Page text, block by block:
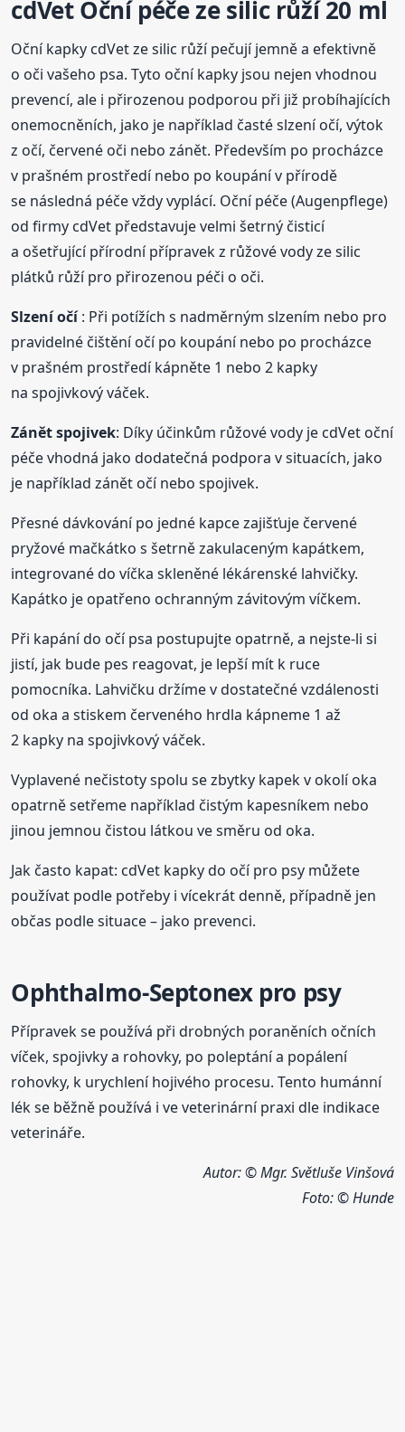
cdVet Oční péče ze silic růží 20 ml
Oční kapky cdVet ze silic růží pečují jemně a efektivně
o oči vašeho psa. Tyto oční kapky jsou nejen vhodnou
prevencí, ale i přirozenou podporou při již probíhajících
onemocněních, jako je například časté slzení očí, výtok
z očí, červené oči nebo zánět. Především po procházce
v prašném prostředí nebo po koupání v přírodě
se následná péče vždy vyplácí. Oční péče (Augenpflege)
od firmy cdVet představuje velmi šetrný čisticí
a ošetřující přírodní přípravek z růžové vody ze silic
plátků růží pro přirozenou péči o oči.
Slzení očí: Při potížích s nadměrným slzením nebo pro
pravidelné čištění očí po koupání nebo po procházce
v prašném prostředí kápněte 1 nebo 2 kapky
na spojivkový váček.
Zánět spojivek: Díky účinkům růžové vody je cdVet oční
péče vhodná jako dodatečná podpora v situacích, jako
je například zánět očí nebo spojivek.
Přesné dávkování po jedné kapce zajišťuje červené
pryžové mačkátko s šetrně zakulaceným kapátkem,
integrované do víčka skleněné lékárenské lahvičky.
Kapátko je opatřeno ochranným závitovým víčkem.
Při kapání do očí psa postupujte opatrně, a nejste-li si
jistí, jak bude pes reagovat, je lepší mít k ruce
pomocníka. Lahvičku držíme v dostatečné vzdálenosti
od oka a stiskem červeného hrdla kápneme 1 až
2 kapky na spojivkový váček.
Vyplavené nečistoty spolu se zbytky kapek v okolí oka
opatrně setřeme například čistým kapesníkem nebo
jinou jemnou čistou látkou ve směru od oka.
Jak často kapat: cdVet kapky do očí pro psy můžete
používat podle potřeby i vícekrát denně, případně jen
občas podle situace – jako prevenci.
Ophthalmo-Septonex pro psy
Přípravek se používá při drobných poraněních očních
víček, spojivky a rohovky, po poleptání a popálení
rohovky, k urychlení hojivého procesu. Tento humánní
lék se běžně používá i ve veterinární praxi dle indikace
veterináře.
Autor: © Mgr. Světluše Vinšová
Foto:© Hunde